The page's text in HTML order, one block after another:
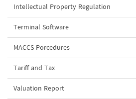
Intellectual Property Regulation
Terminal Software
MACCS Porcedures
Tariff and Tax
Valuation Report